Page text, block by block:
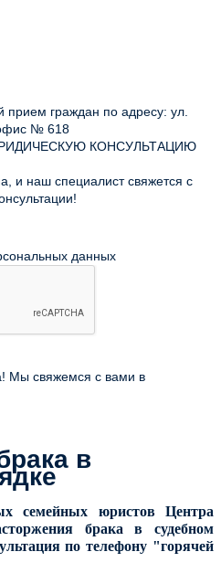
граждан по адресу: ул.
№ 618
КОНСУЛЬТАЦИЮ
и наш специалист свяжется с
данных
Мы свяжемся с вами в
в
семейных юристов Центра
брака в судебном
по телефону "горячей